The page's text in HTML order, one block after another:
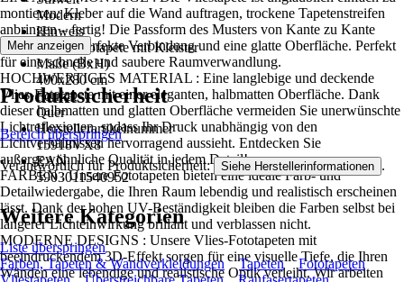
Modern
Hinweis
Vlies Fototapete mit Kleister
Maße (BxH)
400x280 cm
Format
Quer
Herstellerartikelnummer
15918VX8
EAN
5903011540952
montieren: Kleber auf die Wand auftragen, trockene Tapetenstreifen
anbringen – fertig! Die Passform des Musters von Kante zu Kante
sorgt für eine perfekte Verbindung und eine glatte Oberfläche. Perfekt
für eine schnelle und saubere Raumverwandlung.
HOCHWERTIGES MATERIAL : Eine langlebige und deckende
Vlies-Fototapete mit einer eleganten, halbmatten Oberfläche. Dank
dieser halbmatten und glatten Oberfläche vermeiden Sie unerwünschte
Lichtreflexionen, sodass Ihr Druck unabhängig von den
Lichtverhältnissen hervorragend aussieht. Entdecken Sie
außergewöhnliche Qualität in jedem Detail!
FARBEN : Unsere Fototapeten bieten eine ideale Farb- und
Detailwiedergabe, die Ihren Raum lebendig und realistisch erscheinen
lässt. Dank der hohen UV-Beständigkeit bleiben die Farben selbst bei
längerer Lichteinwirkung brillant und verblassen nicht.
MODERNE DESIGNS : Unsere Vlies-Fototapeten mit
beeindruckendem 3D-Effekt sorgen für eine visuelle Tiefe, die Ihren
Wänden eine lebendige und realistische Optik verleiht. Wir arbeiten
Mehr anzeigen
Produktsicherheit
Bereich überspringen
Verantwortlich für Produktsicherheit: Siehe Herstellerinformationen .
Weitere Kategorien
Liste überspringen
Farben, Tapeten & Wandverkleidungen
Tapeten
Fototapeten